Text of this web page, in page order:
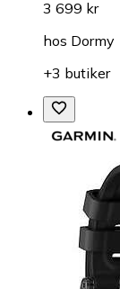
3 699 kr
hos Dormy
+3 butiker